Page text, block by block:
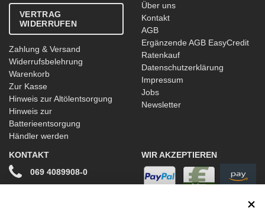
VERTRAG
WIDERRUFEN
Zahlung & Versand
Widerrufsbelehrung
Warenkorb
Zur Kasse
Hinweis zur Altölentsorgung
Hinweis zur
Batterieentsorgung
Händler werden
Über uns
Kontakt
AGB
Ergänzende AGB EasyCredit
Ratenkauf
Datenschutzerklärung
Impressum
Jobs
Newsletter
KONTAKT
069 4089908-0
WIR AKZEPTIEREN